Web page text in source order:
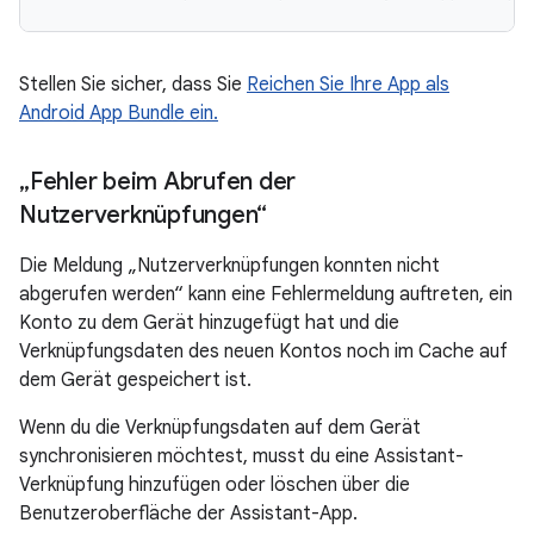
Stellen Sie sicher, dass Sie Reichen Sie Ihre App als
Android App Bundle ein.
„Fehler beim Abrufen der
Nutzerverknüpfungen“
Die Meldung „Nutzerverknüpfungen konnten nicht
abgerufen werden“ kann eine Fehlermeldung auftreten, ein
Konto zu dem Gerät hinzugefügt hat und die
Verknüpfungsdaten des neuen Kontos noch im Cache auf
dem Gerät gespeichert ist.
Wenn du die Verknüpfungsdaten auf dem Gerät
synchronisieren möchtest, musst du eine Assistant-
Verknüpfung hinzufügen oder löschen über die
Benutzeroberfläche der Assistant-App.